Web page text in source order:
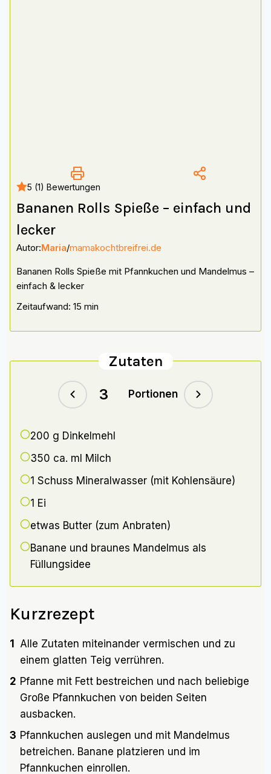
5 (1) Bewertungen
Bananen Rolls Spieße – einfach und
lecker
Autor:Maria/mamakochtbreifrei.de
Bananen Rolls Spieße mit Pfannkuchen und Mandelmus –
einfach & lecker
Zeitaufwand: 15 min
Zutaten
Portionen
200 g Dinkelmehl
350 ca. ml Milch
1Schuss Mineralwasser (mit Kohlensäure)
1 Ei
etwas Butter (zum Anbraten)
Banane und braunes Mandelmus als
Füllungsidee
Kurzrezept
1 Alle Zutaten miteinander vermischen und zu
einem glatten Teig verrühren.
2 Pfanne mit Fett bestreichen und nach beliebige
Große Pfannkuchen von beiden Seiten
ausbacken.
3 Pfannkuchen auslegen und mit Mandelmus
betreichen. Banane platzieren und im
Pfannkuchen einrollen.